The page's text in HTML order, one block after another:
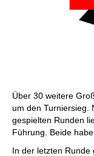
Über 30 weitere
um den Turniersieg.
gespielten Runden
Führung. Beide
In der letzten Runde